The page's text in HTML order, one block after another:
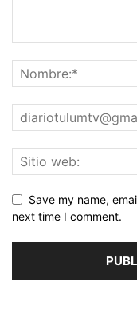
Save my name,
next time I comment.